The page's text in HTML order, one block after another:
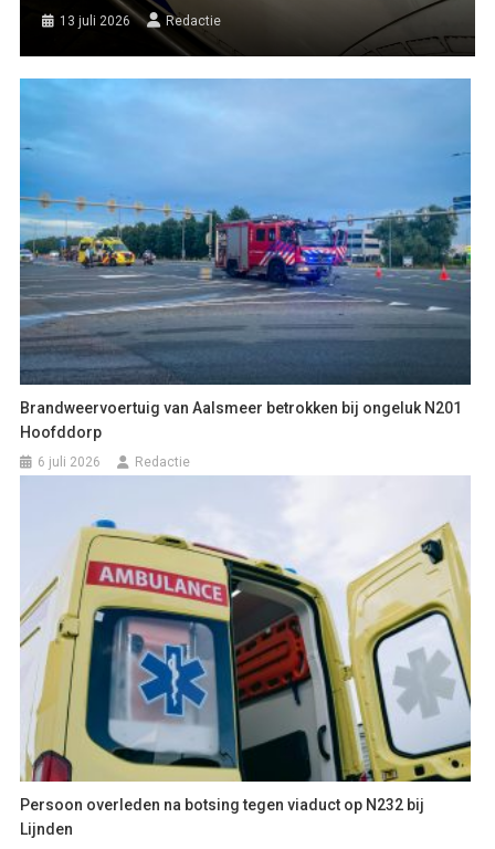
13 juli 2026 Redactie
Brandweervoertuig van Aalsmeer betrokken bij ongeluk N201
Hoofddorp
6 juli 2026 Redactie
Persoon overleden na botsing tegen viaduct op N232 bij
Lijnden